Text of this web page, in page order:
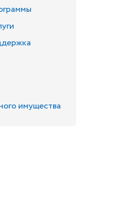
имущества